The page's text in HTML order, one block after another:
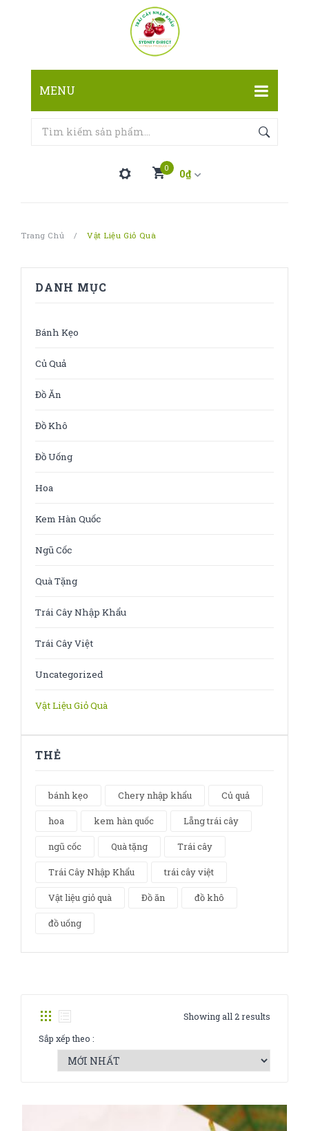
MENU
TRANG CHỦ
0 0₫
Trang Chủ / Vật Liệu Giỏ Quà
DANH MỤC
Bánh Kẹo
Củ Quả
Đồ Ăn
Đồ Khô
Đồ Uống
Hoa
Kem Hàn Quốc
Ngũ Cốc
Quà Tặng
Trái Cây Nhập Khẩu
Trái Cây Việt
Uncategorized
Vật Liệu Giỏ Quà
THẺ
bánh kẹo Chery nhập khẩu Củ quả
hoa kem hàn quốc Lẵng trái cây
ngũ cốc Quà tặng Trái cây
Trái Cây Nhập Khẩu trái cây việt
Vật liệu giỏ quà Đồ ăn đồ khô
đồ uống
Showing all 2 results
Sắp xếp theo :